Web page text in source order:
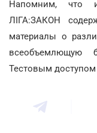
Напомним, что
ЛІГА:ЗАКОН
материалы о
всеобъемлющую
Тестовым